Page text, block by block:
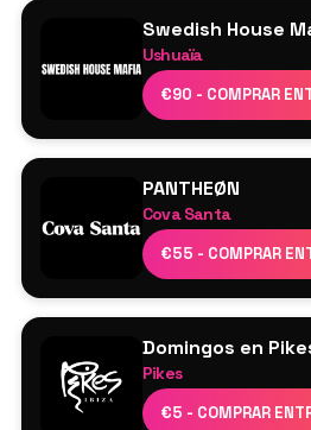
Jane Ryse
Forest Stage
Alquem
Old City
Tanika
Swedish House
Ushuaïa
€90 - COMPRAR
Swedish House Mafia
Axwell
Sebastian Ingrosso
Steve Angello
Más por anunciar
PANTHEØN
Cova Santa
€55 - COMPRAR
Cartel por confirmar
Domingos en
Pikes
€5 - COMPRAR
Cartel por confirmar